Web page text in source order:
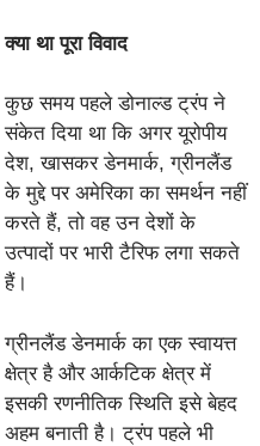
क्या था पूरा विवाद
कुछ समय पहले डोनाल्ड ट्रंप ने
संकेत दिया था कि अगर यूरोपीय
देश, खासकर डेनमार्क, ग्रीनलैंड
के मुद्दे पर अमेरिका का समर्थन नहीं
करते हैं, तो वह उन देशों के
उत्पादों पर भारी टैरिफ लगा सकते
हैं।
ग्रीनलैंड डेनमार्क का एक स्वायत्त
क्षेत्र है और आर्कटिक क्षेत्र में
इसकी रणनीतिक स्थिति इसे बेहद
अहम बनाती है। ट्रंप पहले भी